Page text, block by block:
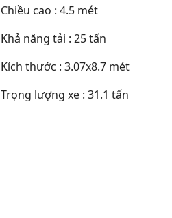
Chiều cao : 4.5 mét
Khả năng tải : 25 tấn
Kích thước : 3.07x8.7 mét
Trọng lượng xe : 31.1 tấn